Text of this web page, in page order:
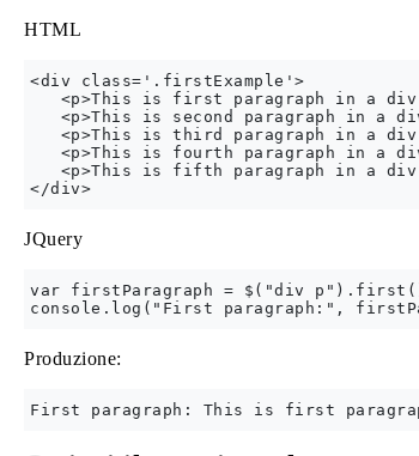
HTML
<div class='.firstExample'>
<p>This is first paragraph in a
<p>This is second paragraph in a
<p>This is third paragraph in a
<p>This is fourth paragraph in a
<p>This is fifth paragraph in a
JQuery
var firstParagraph = $("div
Produzione: